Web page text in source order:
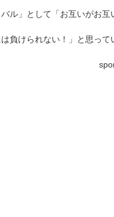
ル」として「お互いがお
は負けられない！」と思って